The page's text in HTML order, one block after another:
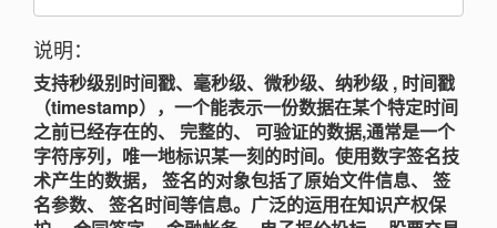
说明：
支持秒级别时间戳、毫秒级、微秒级、纳秒级 , 时间戳
（timestamp），一个能表示一份数据在某个特定时间
之前已经存在的、 完整的、 可验证的数据,通常是一个
字符序列，唯一地标识某一刻的时间。使用数字签名技
术产生的数据， 签名的对象包括了原始文件信息、 签
名参数、 签名时间等信息。广泛的运用在知识产权保